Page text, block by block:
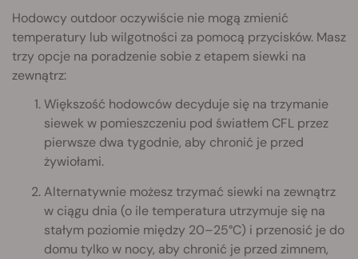
Hodowcy outdoor oczywiście nie mogą zmienić
temperatury lub wilgotności za pomocą przycisków. Masz
trzy opcje na poradzenie sobie z etapem siewki na
zewnątrz:
Większość hodowców decyduje się na trzymanie
siewek w pomieszczeniu pod światłem CFL przez
pierwsze dwa tygodnie, aby chronić je przed
żywiołami.
Alternatywnie możesz trzymać siewki na zewnątrz
w ciągu dnia (o ile temperatura utrzymuje się na
stałym poziomie między 20–25°C) i przenosić je do
domu tylko w nocy, aby chronić je przed zimnem,